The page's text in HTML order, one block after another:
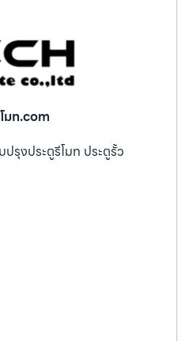
มท.com
รุงประตูรีโมท ประตูรั้ว